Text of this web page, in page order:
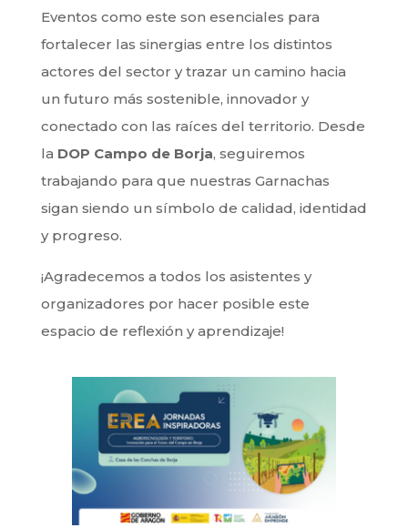
Eventos como este son esenciales para
fortalecer las sinergias entre los distintos
actores del sector y trazar un camino hacia
un futuro más sostenible, innovador y
conectado con las raíces del territorio. Desde
la DOP Campo de Borja, seguiremos
trabajando para que nuestras Garnachas
sigan siendo un símbolo de calidad, identidad
y progreso.
¡Agradecemos a todos los asistentes y
organizadores por hacer posible este
espacio de reflexión y aprendizaje!